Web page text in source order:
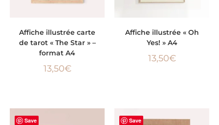
Affiche illustrée carte
de tarot « The Star » –
format A4
13,50€
Affiche illustrée « Oh
Yes! » A4
13,50€
Save Save